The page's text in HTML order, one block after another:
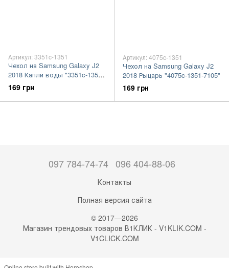
Артикул: 3351c-1351
Чехол на Samsung Galaxy J2
2018 Капли воды "3351c-1351-
7105"
169 грн
Артикул: 4075c-1351
Чехол на Samsung Galaxy J2
2018 Рыцарь "4075c-1351-7105"
169 грн
097 784-74-74 096 404-88-06
Контакты
Полная версия сайта
© 2017—2026
Магазин трендовых товаров В1КЛИК - V1KLIK.COM -
V1CLICK.COM
Online store built with Horoshop